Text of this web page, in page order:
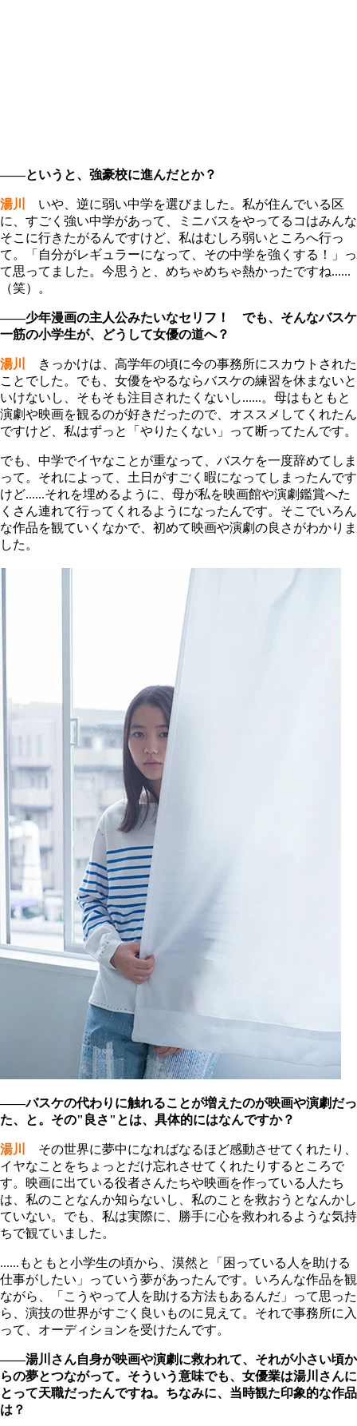
――というと、強豪校に進んだとか？
湯川
いや、逆に弱い中学を選びました。私が住んでいる区
に、すごく強い中学があって、ミニバスをやってるコはみんな
そこに行きたがるんですけど、私はむしろ弱いところへ行っ
て。「自分がレギュラーになって、その中学を強くする！」っ
て思ってました。今思うと、めちゃめちゃ熱かったですね......
（笑）。
――少年漫画の主人公みたいなセリフ！ でも、そんなバスケ
一筋の小学生が、どうして女優の道へ？
湯川
きっかけは、高学年の頃に今の事務所にスカウトされた
ことでした。でも、女優をやるならバスケの練習を休まないと
いけないし、そもそも注目されたくないし......。母はもともと
演劇や映画を観るのが好きだったので、オススメしてくれたん
ですけど、私はずっと「やりたくない」って断ってたんです。
でも、中学でイヤなことが重なって、バスケを一度辞めてしま
って。それによって、土日がすごく暇になってしまったんです
けど......それを埋めるように、母が私を映画館や演劇鑑賞へた
くさん連れて行ってくれるようになったんです。そこでいろん
な作品を観ていくなかで、初めて映画や演劇の良さがわかりま
した。
――バスケの代わりに触れることが増えたのが映画や演劇だっ
た、と。その"良さ"とは、具体的にはなんですか？
湯川
その世界に夢中になればなるほど感動させてくれたり、
イヤなことをちょっとだけ忘れさせてくれたりするところで
す。映画に出ている役者さんたちや映画を作っている人たち
は、私のことなんか知らないし、私のことを救おうとなんかし
ていない。でも、私は実際に、勝手に心を救われるような気持
ちで観ていました。
......もともと小学生の頃から、漠然と「困っている人を助ける
仕事がしたい」っていう夢があったんです。いろんな作品を観
ながら、「こうやって人を助ける方法もあるんだ」って思った
ら、演技の世界がすごく良いものに見えて。それで事務所に入
って、オーディションを受けたんです。
――湯川さん自身が映画や演劇に救われて、それが小さい頃か
らの夢とつながって。そういう意味でも、女優業は湯川さんに
とって天職だったんですね。ちなみに、当時観た印象的な作品
は？